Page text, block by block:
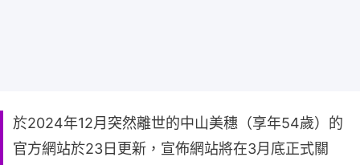
於2024年12月突然離世的中山美穗（享年54歲）的
官方網站於23日更新，宣佈網站將在3月底正式關